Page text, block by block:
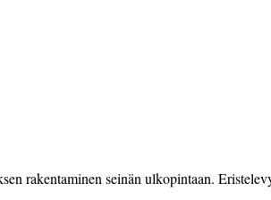
rakentaminen seinän ulkopintaan.